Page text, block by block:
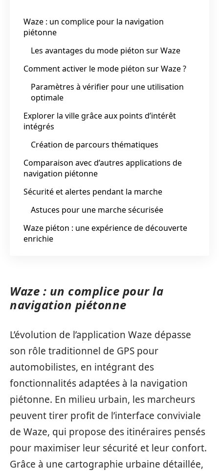
Waze : un complice pour la navigation
piétonne
Les avantages du mode piéton sur Waze
Comment activer le mode piéton sur Waze ?
Paramètres à vérifier pour une utilisation
optimale
Explorer la ville grâce aux points d’intérêt
intégrés
Création de parcours thématiques
Comparaison avec d’autres applications de
navigation piétonne
Sécurité et alertes pendant la marche
Astuces pour une marche sécurisée
Waze piéton : une expérience de découverte
enrichie
Waze : un complice pour la
navigation piétonne
L’évolution de l’application Waze dépasse
son rôle traditionnel de GPS pour
automobilistes, en intégrant des
fonctionnalités adaptées à la navigation
piétonne. En milieu urbain, les marcheurs
peuvent tirer profit de l’interface conviviale
de Waze, qui propose des itinéraires pensés
pour maximiser leur sécurité et leur confort.
Grâce à une cartographie urbaine détaillée,